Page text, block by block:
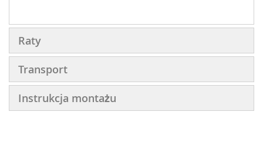
Raty
Transport
Instrukcja montażu